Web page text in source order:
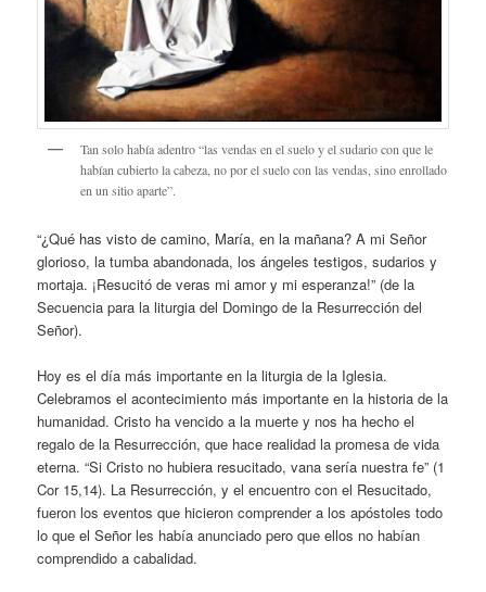
Tan solo había adentro “las vendas en el suelo y el sudario con que le
habían cubierto la cabeza, no por el suelo con las vendas, sino enrollado
en un sitio aparte”.
“¿Qué has visto de camino, María, en la mañana? A mi Señor
glorioso, la tumba abandonada, los ángeles testigos, sudarios y
mortaja. ¡Resucitó de veras mi amor y mi esperanza!” (de la
Secuencia para la liturgia del Domingo de la Resurrección del
Señor).
Hoy es el día más importante en la liturgia de la Iglesia.
Celebramos el acontecimiento más importante en la historia de la
humanidad. Cristo ha vencido a la muerte y nos ha hecho el
regalo de la Resurrección, que hace realidad la promesa de vida
eterna. “Si Cristo no hubiera resucitado, vana sería nuestra fe” (1
Cor 15,14). La Resurrección, y el encuentro con el Resucitado,
fueron los eventos que hicieron comprender a los apóstoles todo
lo que el Señor les había anunciado pero que ellos no habían
comprendido a cabalidad.